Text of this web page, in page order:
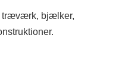
træværk, bjælker,